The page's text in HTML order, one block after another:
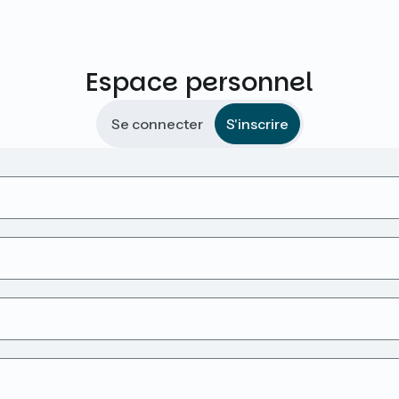
Espace personnel
Se connecter S'inscrire